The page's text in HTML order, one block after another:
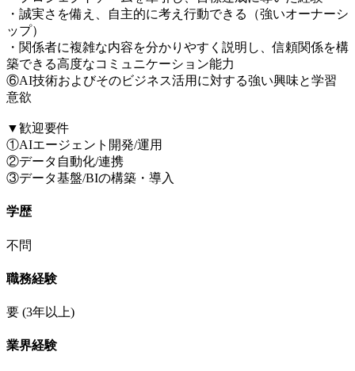
・誠実さを備え、自主的に考え行動できる（強いオーナーシ
ップ）
・関係者に複雑な内容を分かりやすく説明し、信頼関係を構
築できる高度なコミュニケーション能力
⑥AI技術およびそのビジネス活用に対する強い興味と学習
意欲
▼歓迎要件
①AIエージェント開発/運用
②データ自動化/連携
③データ基盤/BIの構築・導入
学歴
不問
職務経験
要 (3年以上)
業界経験